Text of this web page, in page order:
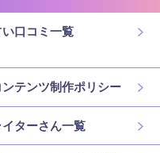
口コミ一覧
ンテンツ制作ポリシー
イターさん一覧